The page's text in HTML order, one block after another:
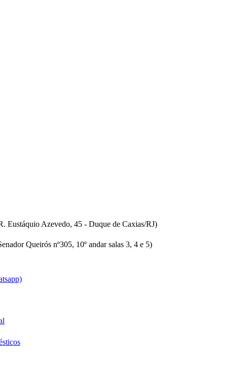
Eustáquio Azevedo, 45 - Duque de Caxias/RJ)
Queirós nº305, 10º andar salas 3, 4 e 5)